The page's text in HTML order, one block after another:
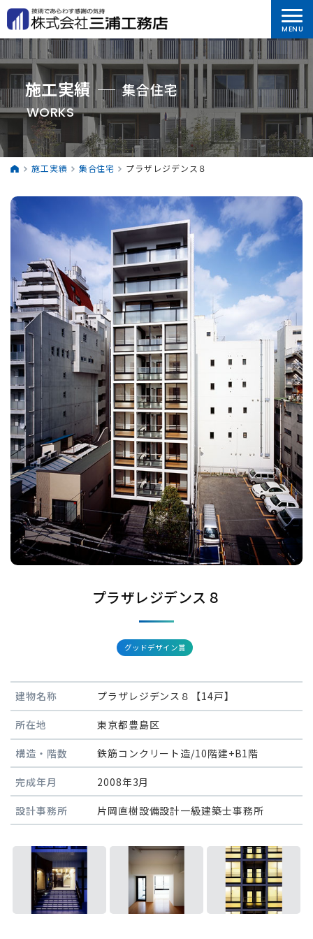
施工実績 集合住宅
WORKS
施工実績 集合住宅 プラザレジデンス８
プラザレジデンス８
グッドデザイン賞
建物名称 プラザレジデンス８【14戸】
所在地 東京都豊島区
構造・階数 鉄筋コンクリート造/10階建+B1階
完成年月 2008年3月
設計事務所 片岡直樹設備設計一級建築士事務所